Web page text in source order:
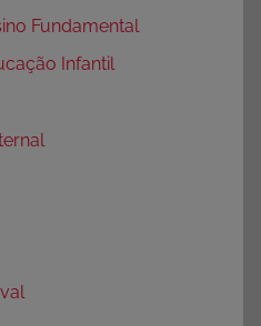
Fundamental
Infantil